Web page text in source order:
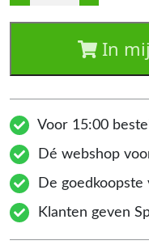
In
Voor 15:00
Dé webshop
De goedkoopste
Klanten geven